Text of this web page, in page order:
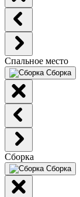
Спальное место
Сборка
Сборка
Сборка